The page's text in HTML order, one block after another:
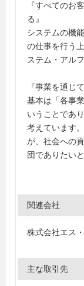
『すべてのお
る』
システムの機
の仕事を行う
ステム・アル
『事業を通じ
基本は「各事
いうことであ
考えています
が、社会への
団でありたい
関連会社
株式会社エス
主な取引先